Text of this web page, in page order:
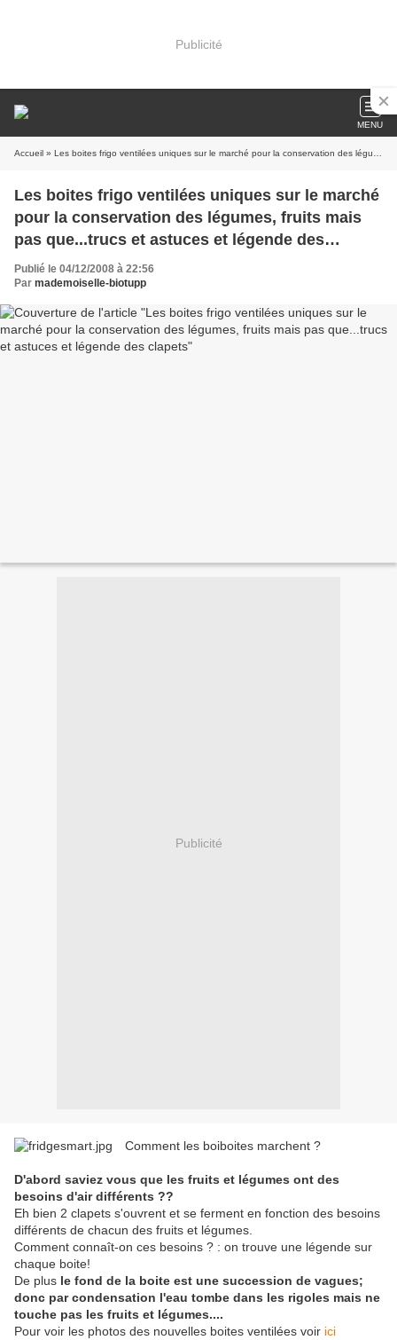
Publicité
MENU
Accueil » Les boites frigo ventilées uniques sur le marché pour la conservation des légumes, fruits mais pas que...trucs et astuces et légende des clapets
Les boites frigo ventilées uniques sur le marché
pour la conservation des légumes, fruits mais
pas que...trucs et astuces et légende des
clapets
Publié le 04/12/2008 à 22:56
Par mademoiselle-biotupp
Publicité
Comment les boiboites marchent ?
D'abord saviez vous que les fruits et légumes ont des
besoins d'air différents ??
Eh bien 2 clapets s'ouvrent et se ferment en fonction des besoins
différents de chacun des fruits et légumes.
Comment connaît-on ces besoins ? : on trouve une légende sur
chaque boite!
De plus le fond de la boite est une succession de vagues;
donc par condensation l'eau tombe dans les rigoles mais ne
touche pas les fruits et légumes....
Pour voir les photos des nouvelles boites ventilées voir ici